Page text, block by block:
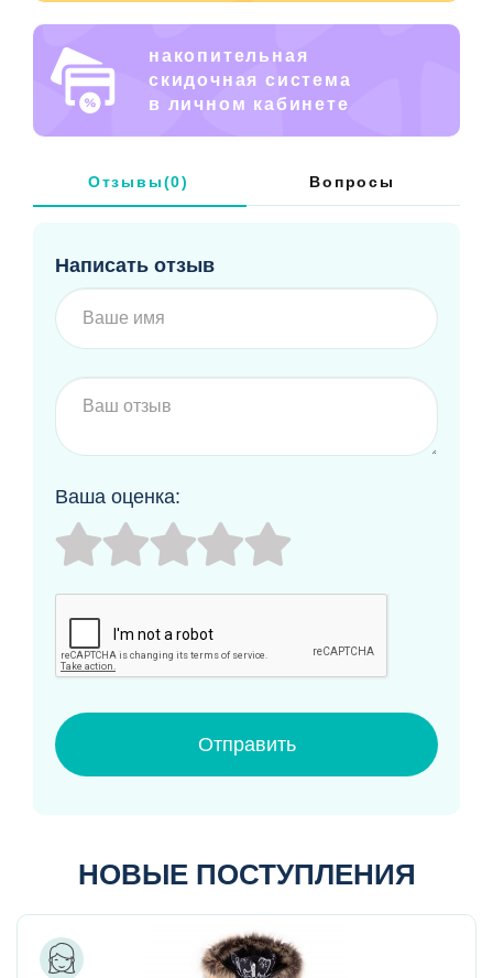
накопительная
скидочная система
в личном кабинете
Отзывы(0) Вопросы
Написать отзыв
Ваша оценка:
Отправить
НОВЫЕ ПОСТУПЛЕНИЯ